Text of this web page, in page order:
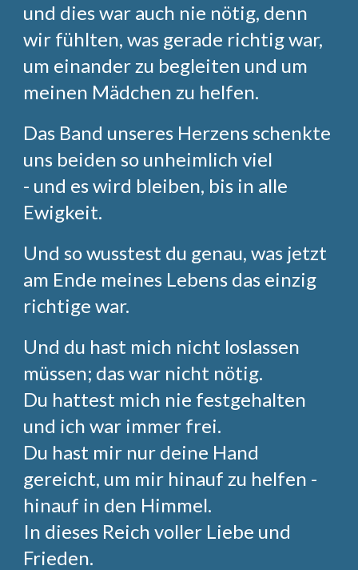
und dies war auch nie nötig, denn
wir fühlten, was gerade richtig war,
um einander zu begleiten und um
meinen Mädchen zu helfen.
Das Band unseres Herzens schenkte
uns beiden so unheimlich viel
- und es wird bleiben, bis in alle
Ewigkeit.
Und so wusstest du genau, was jetzt
am Ende meines Lebens das einzig
richtige war.
Und du hast mich nicht loslassen
müssen; das war nicht nötig.
Du hattest mich nie festgehalten
und ich war immer frei.
Du hast mir nur deine Hand
gereicht, um mir hinauf zu helfen -
hinauf in den Himmel.
In dieses Reich voller Liebe und
Frieden.